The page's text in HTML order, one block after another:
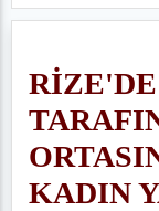
KADIN